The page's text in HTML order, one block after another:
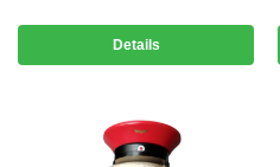
Details